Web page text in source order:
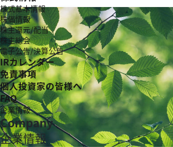
株式基本情報
株価情報
株主還元/配当
株主総会
電子公告/決算公告
IRカレンダー
免責事項
個人投資家の皆様へ
FAQ
企業情報
Company
企業情報